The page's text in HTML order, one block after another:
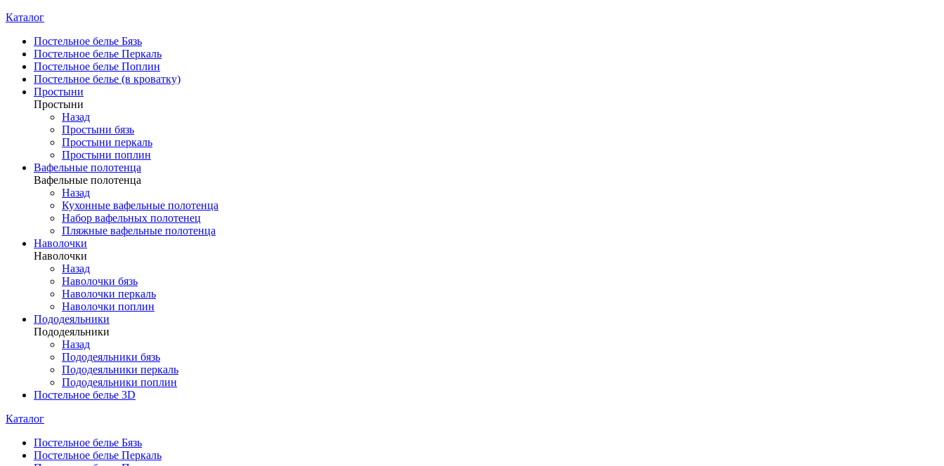
Каталог
Постельное белье Бязь
Постельное белье Перкаль
Постельное белье Поплин
Постельное белье (в кроватку)
Простыни
Простыни
Назад
Простыни бязь
Простыни перкаль
Простыни поплин
Вафельные полотенца
Вафельные полотенца
Назад
Кухонные вафельные полотенца
Набор вафельных полотенец
Пляжные вафельные полотенца
Наволочки
Наволочки
Назад
Наволочки бязь
Наволочки перкаль
Наволочки поплин
Пододеяльники
Пододеяльники
Назад
Пододеяльники бязь
Пододеяльники перкаль
Пододеяльники поплин
Постельное белье 3D
Каталог
Постельное белье Бязь
Постельное белье Перкаль